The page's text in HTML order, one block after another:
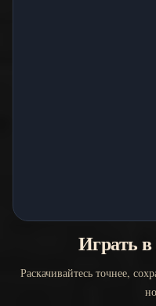
Играть
Раскачивайтесь точнее,